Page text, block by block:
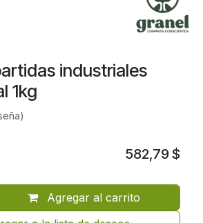
industriales
1kg
Agregar al carrito
582,79$